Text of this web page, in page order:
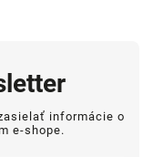
informácie o
e-shope.